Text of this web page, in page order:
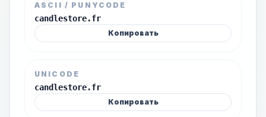
ASCII / PUNYCODE
candlestore.fr
Копировать
UNICODE
candlestore.fr
Копировать